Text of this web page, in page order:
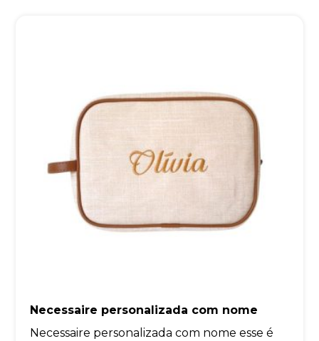
Necessaire personalizada com nome
Necessaire personalizada com nome esse é